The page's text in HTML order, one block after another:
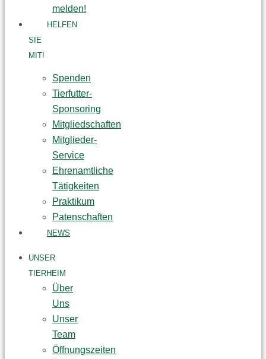
melden!
HELFEN
SIE
MIT!
Spenden
Tierfutter-
Sponsoring
Mitgliedschaften
Mitglieder-
Service
Ehrenamtliche
Tätigkeiten
Praktikum
Patenschaften
NEWS
UNSER
TIERHEIM
Über
Uns
Unser
Team
Öffnungszeiten